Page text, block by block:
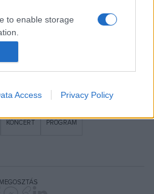
to enable storage
to enable storage
authentication
Access Privacy Policy
Rebecca Reid
KONCERT PROGRAM
MEGOSZTÁS